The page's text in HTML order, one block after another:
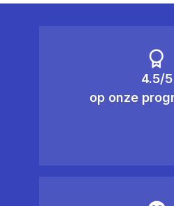
4.5/5
op onze